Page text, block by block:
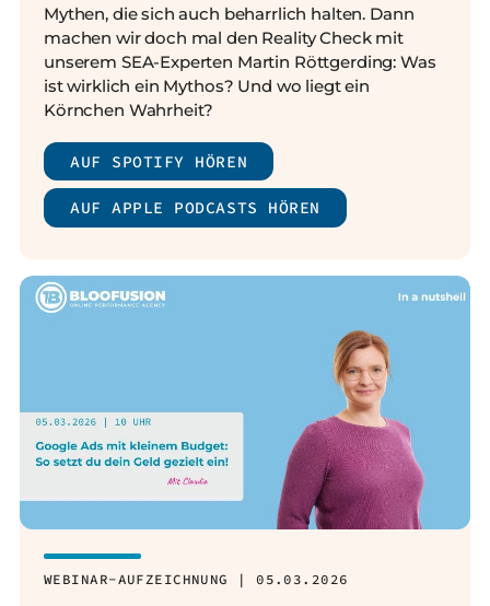
Mythen, die sich auch beharrlich halten. Dann
machen wir doch mal den Reality Check mit
unserem SEA-Experten Martin Röttgerding: Was
ist wirklich ein Mythos? Und wo liegt ein
Körnchen Wahrheit?
AUF SPOTIFY HÖREN
AUF APPLE PODCASTS HÖREN
WEBINAR-AUFZEICHNUNG | 05.03.2026